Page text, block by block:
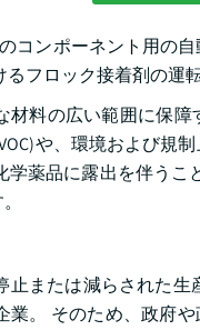
コンポーネント用の
フロック接着剤の運
料の広い範囲に保
や、環境および規
薬品に露出を伴う
または減らされた
。 そのため、政府